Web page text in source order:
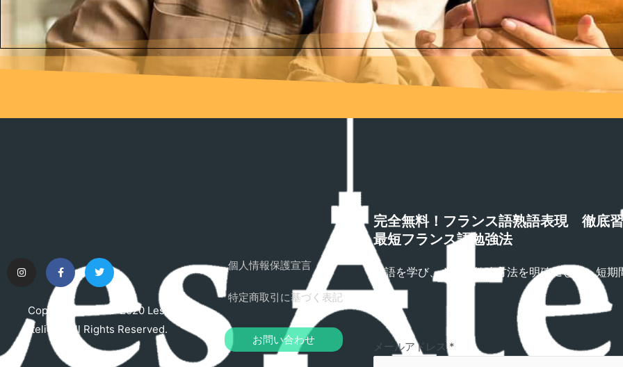
Copyright © 2015-2020 Les
Ateliers. All Rights Reserved.
個人情報保護宣言
特定商取引に基づく表記
お問い合わせ
完全無料！フランス語熟語表現 徹底
最短フランス語勉強法
熟語を学び、さらに勉強方法を明確にして、短
プ！
メールアドレス*